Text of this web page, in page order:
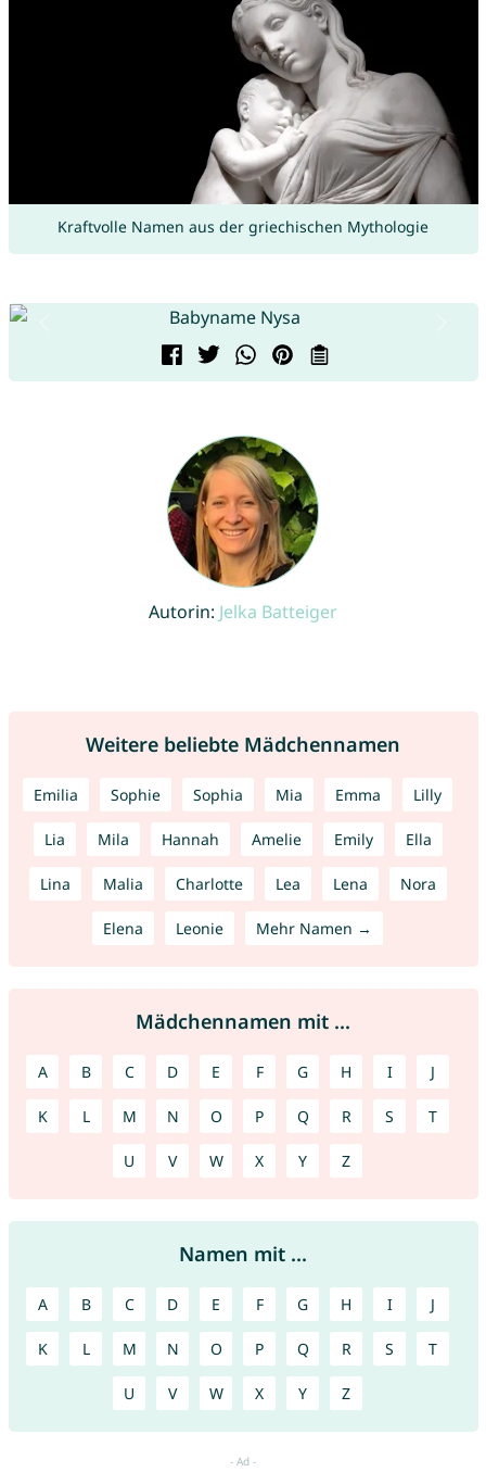
Kraftvolle Namen aus der griechischen Mythologie
Autorin: Jelka Batteiger
Weitere beliebte Mädchennamen
Emilia Sophie Sophia Mia Emma Lilly
Lia Mila Hannah Amelie Emily Ella
Lina Malia Charlotte Lea Lena Nora
Elena Leonie Mehr Namen →
Mädchennamen mit ...
A B C D E F G H I J
K L M N O P Q R S T
U V W X Y Z
Namen mit ...
A B C D E F G H I J
K L M N O P Q R S T
U V W X Y Z